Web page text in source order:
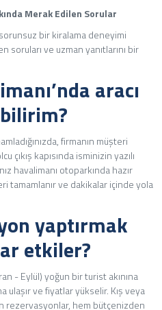
Merak Edilen Sorular
bir kiralama deneyimi
soruları ve uzman yanıtlarını bir
aracı
firmanın müşteri
çıkış kapısında isminizin yazılı
havalimanı otoparkında hazır
tamamlanır ve dakikalar içinde yola
yaptırmak
etkiler?
- Eylül) yoğun bir turist akınına
ulaşır ve fiyatlar yükselir. Kış veya
rezervasyonlar, hem bütçenizden